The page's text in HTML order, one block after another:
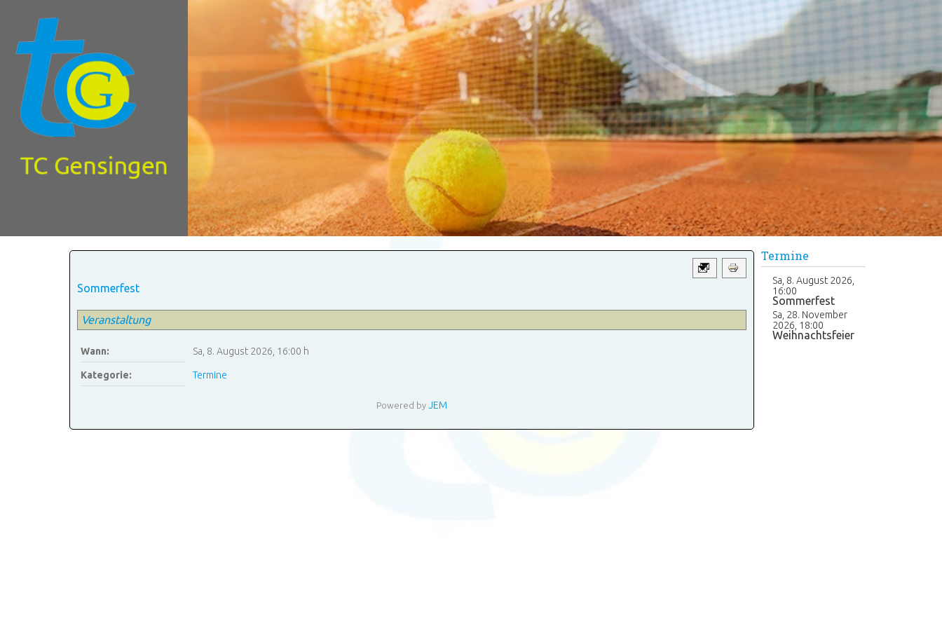
Sommerfest
Veranstaltung
Wann: Sa, 8. August 2026 16:00 h
Kategorie: Termine
Powered by JEM
Termine
Sa, 8. August 2026
16:00
Sommerfest
Sa, 28. November
2026 18:00
Weihnachtsfeier